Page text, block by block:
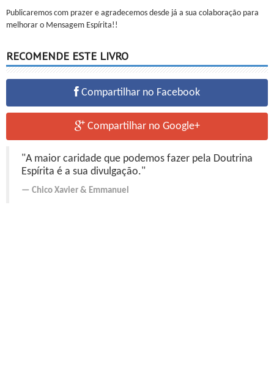
Publicaremos com prazer e agradecemos desde já a sua colaboração para
melhorar o Mensagem Espírita!!
RECOMENDE ESTE LIVRO
Compartilhar no Facebook
Compartilhar no Google+
"A maior caridade que podemos fazer pela Doutrina
Espírita é a sua divulgação."
Chico Xavier & Emmanuel